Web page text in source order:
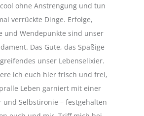
ohne Anstrengung und tun
verrückte Dinge. Erfolge,
und Wendepunkte sind unser
Das Gute, das Spaßige
unser Lebenselixier.
ich euch hier frisch und frei,
Leben garniert mit einer
und Selbstironie – festgehalten